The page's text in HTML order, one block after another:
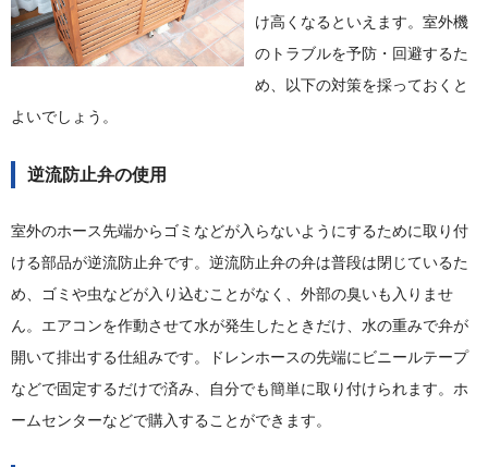
け高くなるといえます。室外機
のトラブルを予防・回避するた
め、以下の対策を採っておくと
よいでしょう。
逆流防止弁の使用
室外のホース先端からゴミなどが入らないようにするために取り付
ける部品が逆流防止弁です。逆流防止弁の弁は普段は閉じているた
め、ゴミや虫などが入り込むことがなく、外部の臭いも入りませ
ん。エアコンを作動させて水が発生したときだけ、水の重みで弁が
開いて排出する仕組みです。ドレンホースの先端にビニールテープ
などで固定するだけで済み、自分でも簡単に取り付けられます。ホ
ームセンターなどで購入することができます。